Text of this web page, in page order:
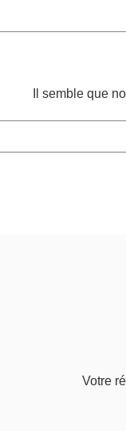
Il semble que
Votre